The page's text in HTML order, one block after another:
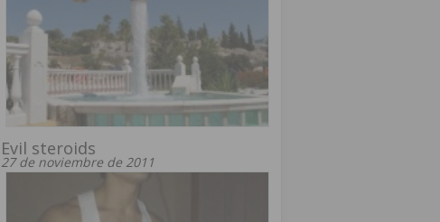
Evil steroids
27 de noviembre de 2011